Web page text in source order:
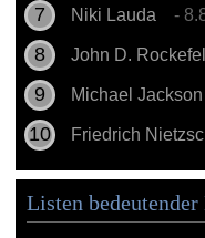
Niki Lauda -
John D.
Michael Jackson
Friedrich
Listen bedeutender